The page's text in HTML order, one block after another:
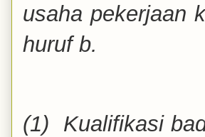
usaha pekerjaan
huruf b.
(1) Kualifikasi